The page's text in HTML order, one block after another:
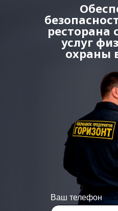
услуг
охраны
Ваш телефон